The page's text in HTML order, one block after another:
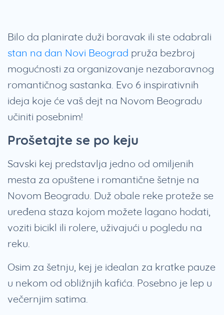
Bilo da planirate duži boravak ili ste odabrali
stan na dan Novi Beograd pruža bezbroj
mogućnosti za organizovanje nezaboravnog
romantičnog sastanka. Evo 6 inspirativnih
ideja koje će vaš dejt na Novom Beogradu
učiniti posebnim!
Prošetajte se po keju
Savski kej predstavlja jedno od omiljenih
mesta za opuštene i romantične šetnje na
Novom Beogradu. Duž obale reke proteže se
uređena staza kojom možete lagano hodati,
voziti bicikl ili rolere, uživajući u pogledu na
reku.
Osim za šetnju, kej je idealan za kratke pauze
u nekom od obližnjih kafića. Posebno je lep u
večernjim satima.